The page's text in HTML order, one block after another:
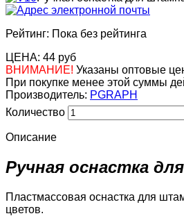
Рейтинг: Пока без рейтинга
ЦЕНА: 44 руб
ВНИМАНИЕ! Указаны оптовые
При покупке менее этой суммы
Производитель: PGRAPH
Количество
Описание
Ручная оснастка
Пластмассовая оснастка для
цветов.